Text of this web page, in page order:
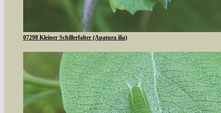
07298 Kleiner Schillerfalter (Apatura ilia)